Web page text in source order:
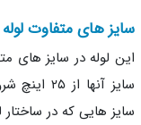
های متفاوت لوله
لوله در سایز های
هایی که در ساختار